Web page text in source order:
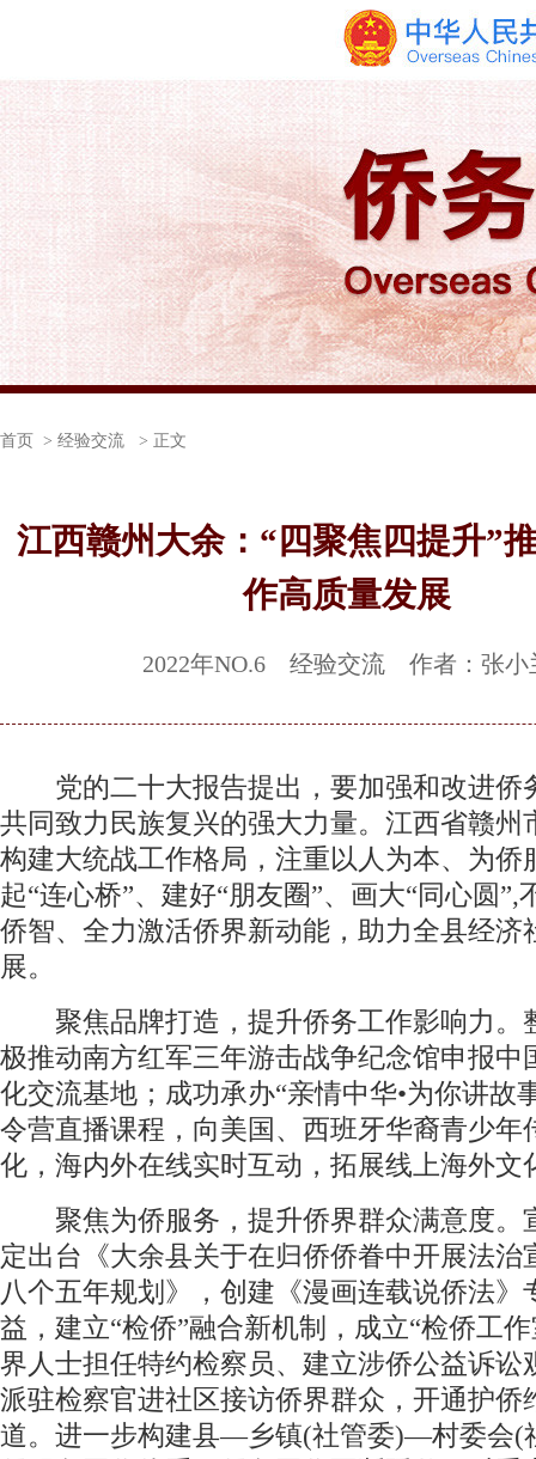
首页 > 经验交流 > 正文
江西赣州大余：“四聚焦四提升”
作高质量发展
2022年NO.6 经验交流 作者：张小
党的二十大报告提出，要加强和改进侨
共同致力民族复兴的强大力量。江西省赣州
构建大统战工作格局，注重以人为本、为侨
起“连心桥”、建好“朋友圈”、画大“同心圆”,
侨智、全力激活侨界新动能，助力全县经济
展。
聚焦品牌打造，提升侨务工作影响力。
极推动南方红军三年游击战争纪念馆申报中
化交流基地；成功承办“亲情中华•为你讲故
令营直播课程，向美国、西班牙华裔青少年
化，海内外在线实时互动，拓展线上海外文
聚焦为侨服务，提升侨界群众满意度。
定出台《大余县关于在归侨侨眷中开展法治
八个五年规划》，创建《漫画连载说侨法》
益，建立“检侨”融合新机制，成立“检侨工
界人士担任特约检察员、建立涉侨公益诉讼
派驻检察官进社区接访侨界群众，开通护侨
道。进一步构建县—乡镇(社管委)—村委会(